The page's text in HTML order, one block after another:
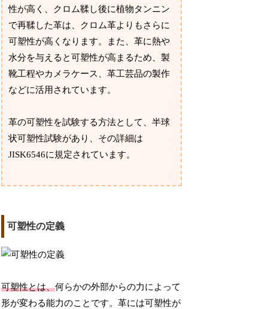
性が高く、クロム鞣し後に植物タンニン
で再鞣した革は、クロム革よりもさらに
可塑性が高くなります。また、革に熱や
水分を与えると可塑性が高まるため、製
靴工程やカメラケース、革工芸品の製作
などに活用されています。
革の可塑性を試験する方法として、半球
状可塑性試験があり、その詳細は
JISK6546に規定されています。
可塑性の定義
可塑性とは、何らかの外部からの力によって
形が変わる能力のことです。革には可塑性が